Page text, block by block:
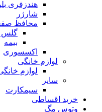
هندزفری
شارژر
محافظ
گلس
بیمه
اکسسوری
لوازم خانگی
لوازم
سایر
سیمکارت
خرید اقساطی
وتوس مگ